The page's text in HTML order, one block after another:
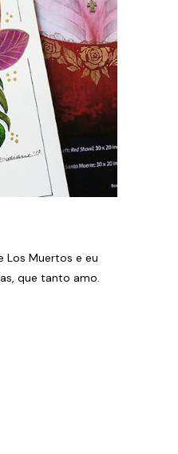
Los Muertos e eu
que tanto amo.